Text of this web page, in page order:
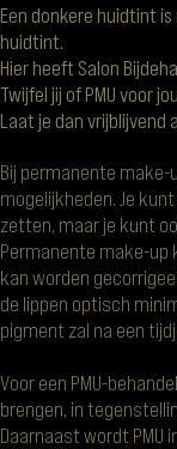
Een donkere huidtint
huidtint.
Hier heeft Salon
Twijfel jij of PMU voor
Laat je dan vrijblijvend
Bij permanente make-
mogelijkheden. Je
zetten, maar je kunt
Permanente make-up
kan worden
de lippen optisch
pigment zal na een
Voor een PMU-
brengen, in
Daarnaast wordt PMU